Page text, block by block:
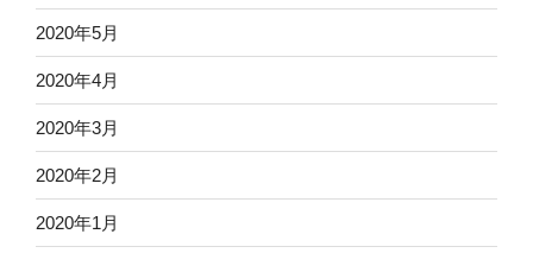
2020年5月
2020年4月
2020年3月
2020年2月
2020年1月